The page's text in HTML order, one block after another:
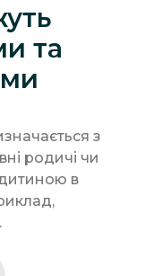
та
з
родичі чи
в